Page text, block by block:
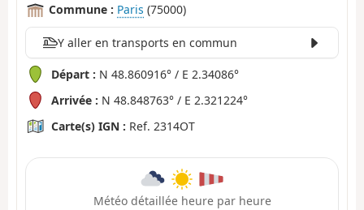
Commune : Paris (75000)
Y aller en transports en commun
Départ : N 48.860916° / E 2.34086°
Arrivée : N 48.848763° / E 2.321224°
Carte(s) IGN : Ref. 2314OT
Météo détaillée heure par heure